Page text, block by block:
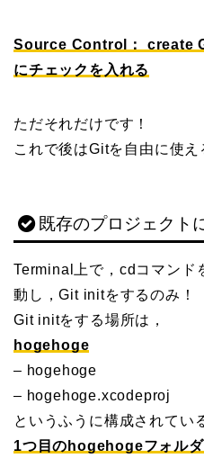
Source Control： create
にチェックを入れる
ただそれだけです！
これで後はGitを自由に使え
既存のプロジェクト
Terminal上で，cdコマンド
動し，Git initをするのみ！
Git initをする場所は，
hogehoge
– hogehoge
– hogehoge.xcodeproj
というふうに構成されてい
1つ目のhogehogeフォル